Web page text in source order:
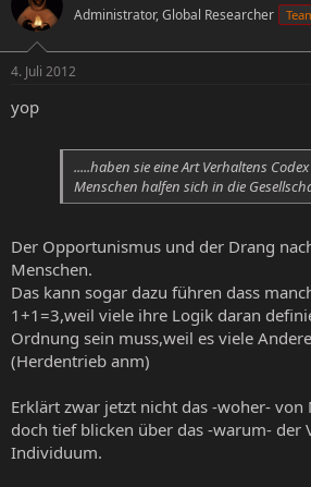
Administrator, Global Researcher
4. Juli 2012
yop
.....haben sie eine Art Verhaltens
Menschen halfen sich in die
Der Opportunismus und der Drang
Menschen.
Das kann sogar dazu führen dass
1+1=3,weil viele ihre Logik daran
Ordnung sein muss,weil es viele
(Herdentrieb anm)
Erklärt zwar jetzt nicht das -woher- von
doch tief blicken über das -warum- der
Individuum.